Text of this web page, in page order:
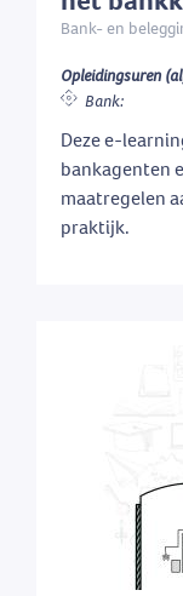
Bank- en
Opleidingsuren
Bank:
Deze e-
bankagenten
maatregelen
praktijk.